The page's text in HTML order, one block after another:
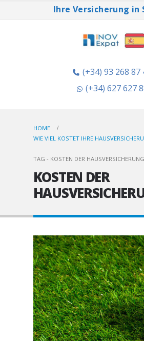
Ihre Versicherung in
(+34) 93 268 87
(+34) 627 627
HOME
WIE VIEL KOSTET IHRE
TAG - KOSTEN DER HAUSVERSICHERUNG
KOSTEN DER